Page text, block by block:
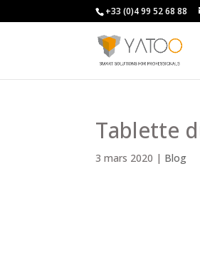
+33 (0)4 99 52 68 88
Tablette
3 mars 2020 | Blog